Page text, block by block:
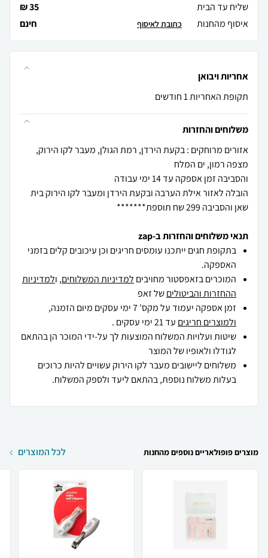
שליח עד הבית
35 ₪
איסוף מהחנות
חינם כתובת לאיסוף
אחריות ויבואן
תקופת האחריות 1 חודשים
משלוחים והחזרות
אזורים מרוחקים : בקעת הירדן, רמת הגולן, מעבר לקו הירוק,
הובלה לאזור אילת הערבה ובקעת הירדן ומעבר לקו הירוק בית
שאן והסביבה 299 שח תוספת*******
תנאי משלוחים והחזרות ב-zap
בתקופת חגים ייתכנו עומסים חריגים וכן עיכובים קלים בזמני
האספקה.
המוכרים בזאפסטור מחויבים למדיניות המשלוחים, ולמדיניות
ההחזרות והביטוליםשל זאפ
זמן אספקה יעמוד על מקס' 7 ימי עסקים מיום הזמנה,
ולמוצרים חריגים עד 21 ימי עסקים .
שיטות ועלויות המשלוח המוצעות לך על-ידי המוכר הן בהתאם
לגודלו ולאופיו של המוצר
משלוחים ליישובים מעבר לקו הירוק עשויים להיות כרוכים
בעלות משלוח נוספת, בהתאם ליעד ולספק המשלוח.
מוצרים פופולאריים נוספים מהחנות לכל המוצרים